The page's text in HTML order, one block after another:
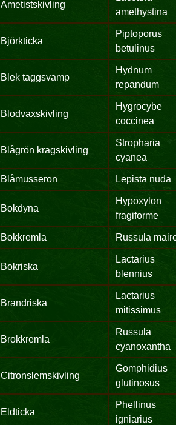
Ametistskivling
amethystina
Björkticka
Piptoporus
betulinus
Blek taggsvamp
Hydnum
repandum
Blodvaxskivling
Hygrocybe
coccinea
Blågrön kragskivling
Stropharia
cyanea
Blåmusseron Lepista nuda
Bokdyna
Hypoxylon
fragiforme
Bokkremla Russula
Bokriska
Lactarius
blennius
Brandriska
Lactarius
mitissimus
Brokkremla
Russula
cyanoxantha
Citronslemskivling
Gomphidius
glutinosus
Eldticka
Phellinus
igniarius